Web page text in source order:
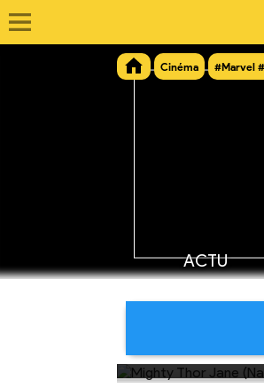
Cinéma #Marvel
ACTU